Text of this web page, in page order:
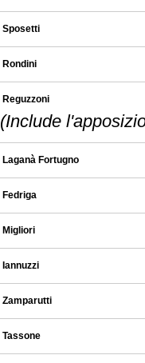
Sposetti
Rondini
Reguzzoni
(Include
Laganà Fortugno
Fedriga
Migliori
Iannuzzi
Zamparutti
Tassone